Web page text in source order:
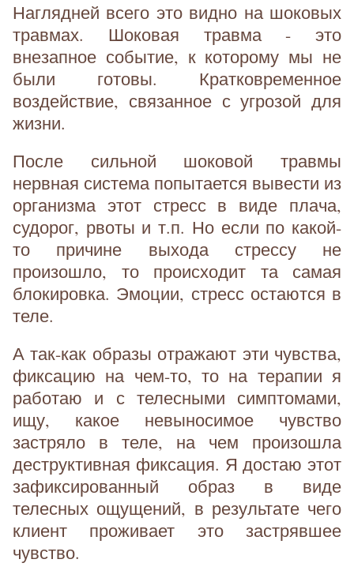
Наглядней всего это видно на шоковых
травмах. Шоковая травма - это
внезапное событие, к которому мы не
были готовы. Кратковременное
воздействие, связанное с угрозой для
жизни.
После сильной шоковой травмы
нервная система попытается вывести из
организма этот стресс в виде плача,
судорог, рвоты и т.п. Но если по какой-
то причине выхода стрессу не
произошло, то происходит та самая
блокировка. Эмоции, стресс остаются в
теле.
А так-как образы отражают эти чувства,
фиксацию на чем-то, то на терапии я
работаю и с телесными симптомами,
ищу, какое невыносимое чувство
застряло в теле, на чем произошла
деструктивная фиксация. Я достаю этот
зафиксированный образ в виде
телесных ощущений, в результате чего
клиент проживает это застрявшее
чувство.